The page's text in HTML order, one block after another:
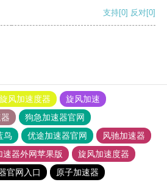
支持[0] 反对[0]
旋风加速度器
旋风加速
狗急加速器官网
鸟 优途加速器官网
风驰加速器
速器外网苹果版
旋风加速度器
官网入口
原子加速器